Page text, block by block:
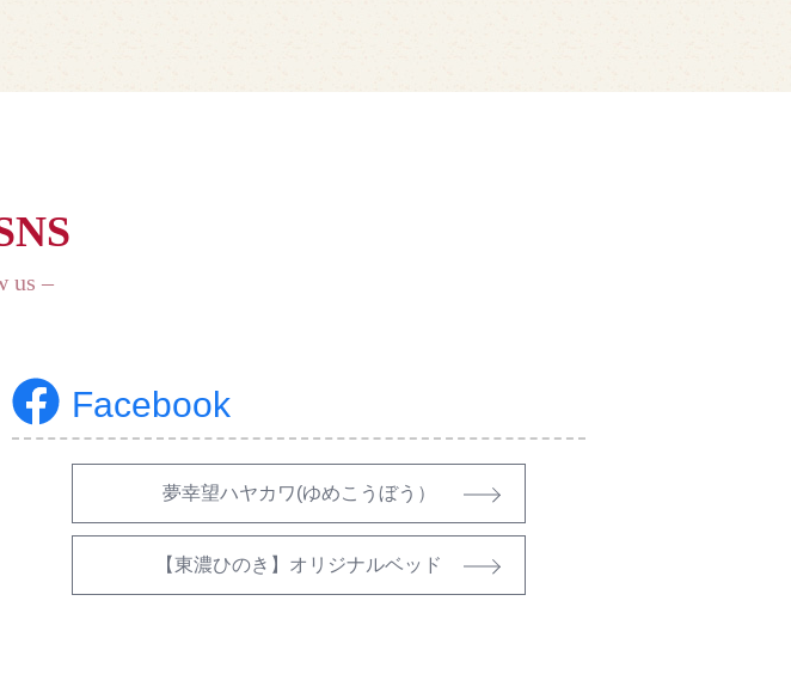
us –
Facebook
夢幸望ハヤカワ(ゆめこうぼう）
【東濃ひのき】オリジナルベッド